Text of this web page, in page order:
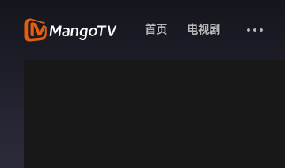
首页 电视剧